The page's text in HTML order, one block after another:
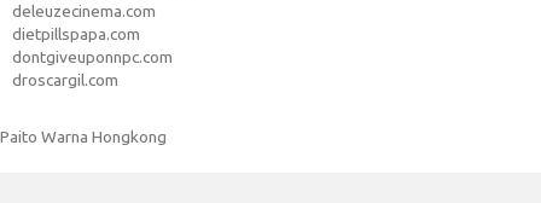
deleuzecinema.com
dietpillspapa.com
dontgiveuponnpc.com
droscargil.com
Paito Warna Hongkong